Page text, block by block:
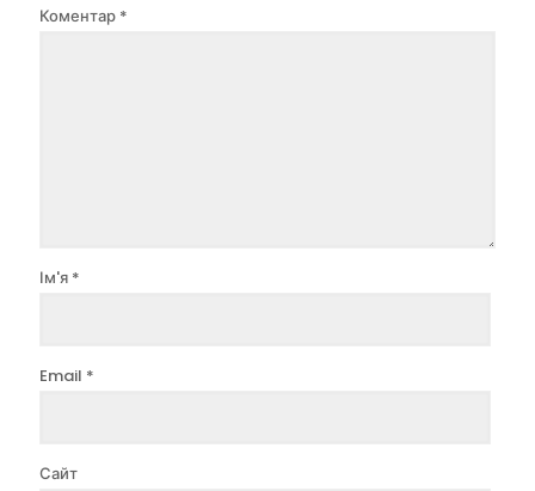
Коментар *
Ім'я *
Email *
Сайт